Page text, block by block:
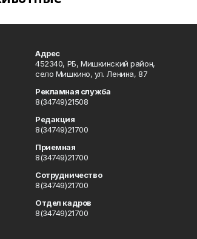
Адрес
452340, РБ, Мишкинский район,
село Мишкино, ул. Ленина, 87
Рекламная служба
8(34749)21508
Редакция
8(34749)21700
Приемная
8(34749)21700
Сотрудничество
8(34749)21700
Отдел кадров
8(34749)21700